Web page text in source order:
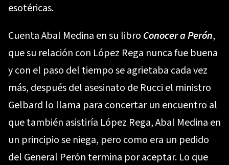
esotéricas.
Cuenta Abal Medina en su libro Conocer a Perón,
que su relación con López Rega nunca fue buena
y con el paso del tiempo se agrietaba cada vez
más, después del asesinato de Rucci el ministro
Gelbard lo llama para concertar un encuentro al
que también asistiría López Rega, Abal Medina en
un principio se niega, pero como era un pedido
del General Perón termina por aceptar. Lo que